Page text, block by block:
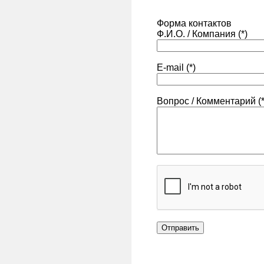
Форма контактов
Ф.И.О. / Компания (*)
E-mail (*)
Вопрос / Комментарий